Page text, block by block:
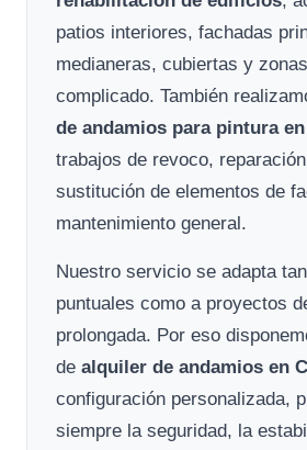
patios interiores, fachadas
medianeras, cubiertas y
complicado. También
de andamios para pintura
trabajos de revoco,
sustitución de elementos de
mantenimiento general.
Nuestro servicio se adapta
puntuales como a proyectos
prolongada. Por eso
de alquiler de andamios en
configuración personalizada,
siempre la seguridad, la